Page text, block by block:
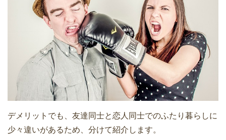
デメリットでも、友達同士と恋人同士でのふたり暮らしに
少々違いがあるため、分けて紹介します。